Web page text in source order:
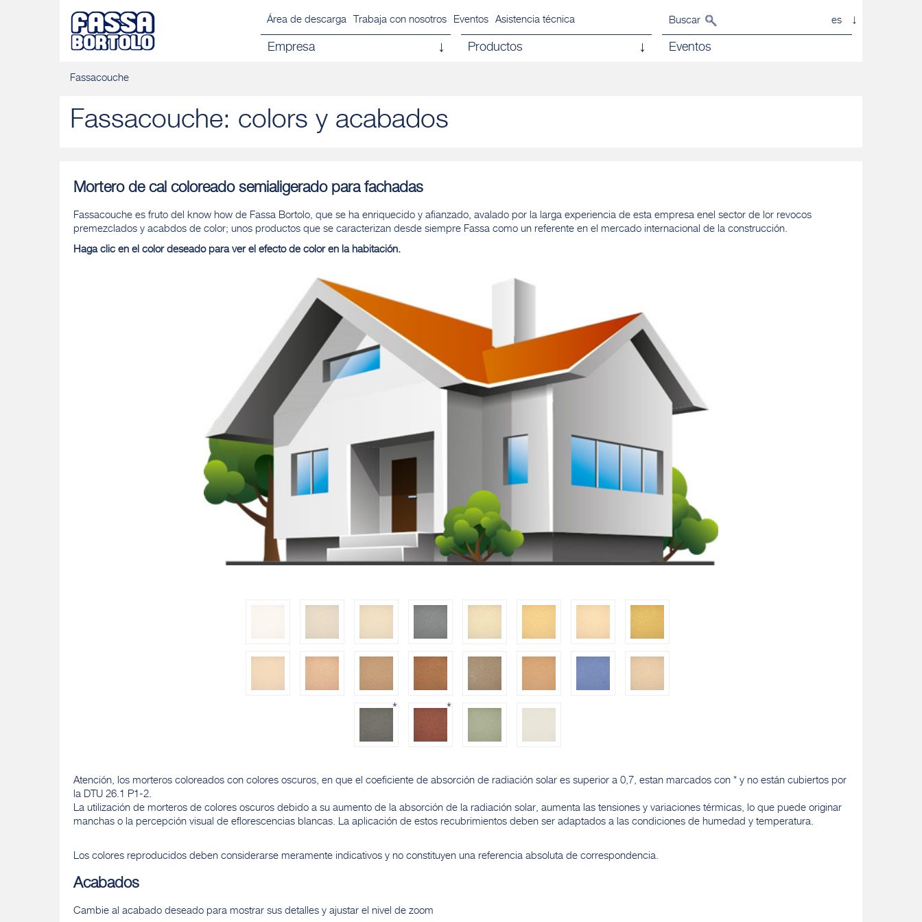
Área de descarga Trabaja con nosotros Eventos Asistencia técnica Buscar es
Empresa Productos Eventos
Fassacouche
Fassacouche: colors y acabados
Mortero de cal coloreado semialigerado para fachadas
Fassacouche es fruto del know how de Fassa Bortolo, que se ha enriquecido y afianzado, avalado por la larga experiencia de esta empresa enel sector de lor revocos
premezclados y acabdos de color; unos productos que se caracterizan desde siempre Fassa como un referente en el mercado internacional de la construcción.
Haga clic en el color deseado para ver el efecto de color en la habitación.
* *
Atención, los morteros coloreados con colores oscuros, en que el coeficiente de absorción de radiación solar es superior a 0,7, estan marcados con * y no están cubiertos por
la DTU 26.1 P1-2.
La utilización de morteros de colores oscuros debido a su aumento de la absorción de la radiación solar, aumenta las tensiones y variaciones térmicas, lo que puede originar
manchas o la percepción visual de eflorescencias blancas. La aplicación de estos recubrimientos deben ser adaptados a las condiciones de humedad y temperatura.
Los colores reproducidos deben considerarse meramente indicativos y no constituyen una referencia absoluta de correspondencia.
Acabados
Cambie al acabado deseado para mostrar sus detalles y ajustar el nivel de zoom